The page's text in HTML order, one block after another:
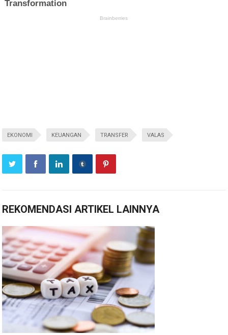
EKONOMI KEUANGAN TRANSFER VALAS
REKOMENDASI ARTIKEL LAINNYA